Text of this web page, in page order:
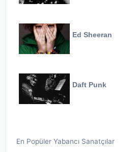
Ed Sheeran
Daft Punk
En Popüler Yabancı Sanatçılar